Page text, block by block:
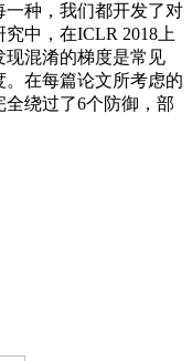
种，我们都开发了对
中，在ICLR 2018上
现混淆的梯度是常见
。在每篇论文所考虑的
绕过了6个防御，部